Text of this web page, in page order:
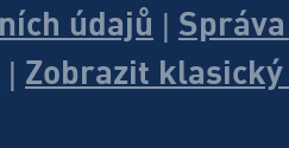
údajů
Zobrazit